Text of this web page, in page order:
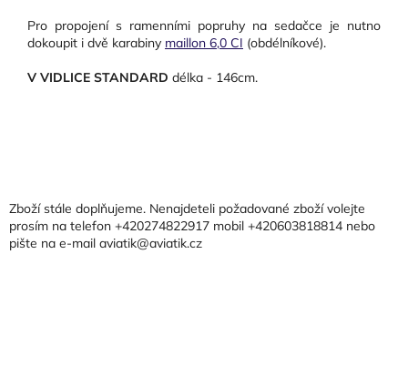
Pro propojení s ramenními popruhy na sedačce je nutno
dokoupit i dvě karabiny maillon 6,0 CI (obdélníkové).
V VIDLICE STANDARD délka - 146cm.
aZboží stále doplňujeme. Nenajdeteli požadované zboží volejte
prosím na telefon +420274822917 mobil +420603818814 nebo
pište na e-mail aviatik@aviatik.cz